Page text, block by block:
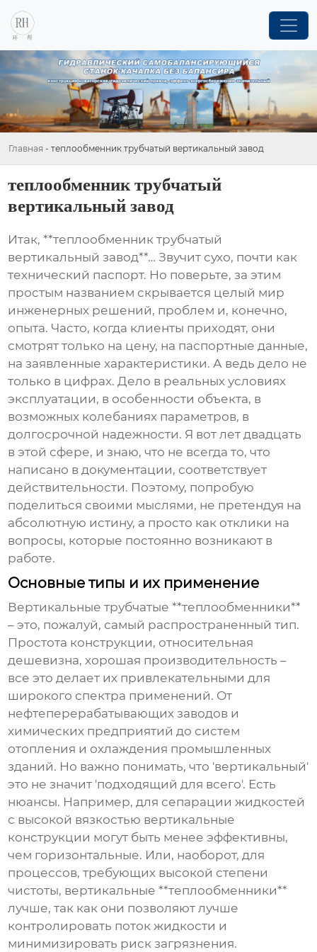
Главная - теплообменник трубчатый вертикальный завод
теплообменник трубчатый
вертикальный завод
Итак, **теплообменник трубчатый
вертикальный завод**… Звучит сухо, почти как
технический паспорт. Но поверьте, за этим
простым названием скрывается целый мир
инженерных решений, проблем и, конечно,
опыта. Часто, когда клиенты приходят, они
смотрят только на цену, на паспортные данные,
на заявленные характеристики. А ведь дело не
только в цифрах. Дело в реальных условиях
эксплуатации, в особенности объекта, в
возможных колебаниях параметров, в
долгосрочной надежности. Я вот лет двадцать
в этой сфере, и знаю, что не всегда то, что
написано в документации, соответствует
действительности. Поэтому, попробую
поделиться своими мыслями, не претендуя на
абсолютную истину, а просто как отклики на
вопросы, которые постоянно возникают в
работе.
Основные типы и их применение
Вертикальные трубчатые **теплообменники**
– это, пожалуй, самый распространенный тип.
Простота конструкции, относительная
дешевизна, хорошая производительность –
все это делает их привлекательными для
широкого спектра применений. От
нефтеперерабатывающих заводов и
химических предприятий до систем
отопления и охлаждения промышленных
зданий. Но важно понимать, что 'вертикальный'
это не значит 'подходящий для всего'. Есть
нюансы. Например, для сепарации жидкостей
с высокой вязкостью вертикальные
конструкции могут быть менее эффективны,
чем горизонтальные. Или, наоборот, для
процессов, требующих высокой степени
чистоты, вертикальные **теплообменники**
лучше, так как они позволяют лучше
контролировать поток жидкости и
минимизировать риск загрязнения.